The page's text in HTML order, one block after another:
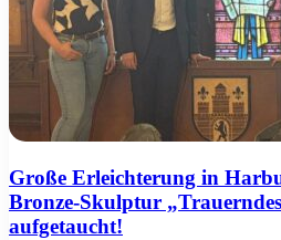
Große Erleichterung in
Bronze-Skulptur
aufgetaucht!